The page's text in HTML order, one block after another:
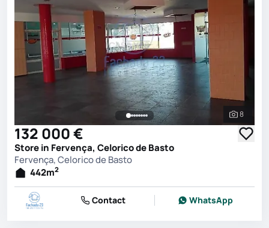
See all
8
132 000 €
Store in Fervença, Celorico de Basto
Fervença, Celorico de Basto
442m2
Contact WhatsApp